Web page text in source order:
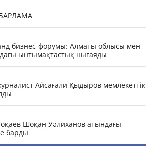
бизнес-форумы: Алматы облысы мен
ынтымақтастық нығаяды
Айсағали Қыдыров мемлекеттік
Шоқан Уәлиханов атындағы
барды